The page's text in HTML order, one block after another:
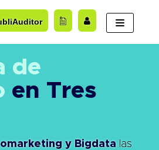
de
en Tres
y Bigdatalas